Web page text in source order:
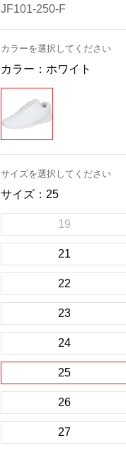
JF101-250-F
カラーを選択してください
カラー： ホワイト
サイズを選択してください
サイズ： 25
19
21
22
23
24
25
26
27